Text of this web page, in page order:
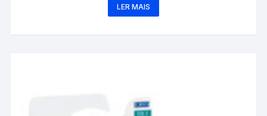
LER MAIS